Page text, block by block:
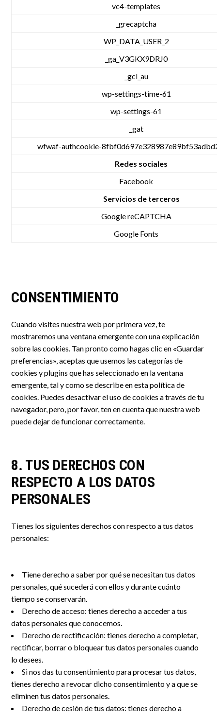
vc4-templates
_grecaptcha
WP_DATA_USER_2
_ga_V3GKX9DRJ0
_gcl_au
wp-settings-time-61
wp-settings-61
_gat
wfwaf-authcookie-
Redes sociales
Facebook
Servicios de terceros
Google reCAPTCHA
Google Fonts
CONSENTIMIENTO
Cuando visites nuestra web por primera vez, te
mostraremos una ventana emergente con una explicación
sobre las cookies. Tan pronto como hagas clic en «Guardar
preferencias», aceptas que usemos las categorías de
cookies y plugins que has seleccionado en la ventana
emergente, tal y como se describe en esta política de
cookies. Puedes desactivar el uso de cookies a través de tu
navegador, pero, por favor, ten en cuenta que nuestra web
puede dejar de funcionar correctamente.
8. TUS DERECHOS CON
RESPECTO A LOS DATOS
PERSONALES
Tienes los siguientes derechos con respecto a tus datos
personales:
Tiene derecho a saber por qué se necesitan tus datos
personales, qué sucederá con ellos y durante cuánto
tiempo se conservarán.
Derecho de acceso: tienes derecho a acceder a tus
datos personales que conocemos.
Derecho de rectificación: tienes derecho a completar,
rectificar, borrar o bloquear tus datos personales cuando
lo desees.
Si nos das tu consentimiento para procesar tus datos,
tienes derecho a revocar dicho consentimiento y a que se
eliminen tus datos personales.
Derecho de cesión de tus datos: tienes derecho a